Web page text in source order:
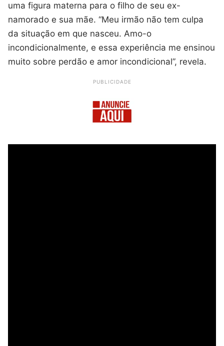
uma figura materna para o filho de seu ex-
namorado e sua mãe. “Meu irmão não tem culpa
da situação em que nasceu. Amo-o
incondicionalmente, e essa experiência me ensinou
muito sobre perdão e amor incondicional”, revela.
PUBLICIDADE